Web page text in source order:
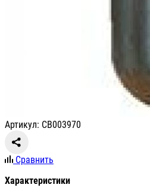
Артикул: СВ003970
Сравнить
Характеристики